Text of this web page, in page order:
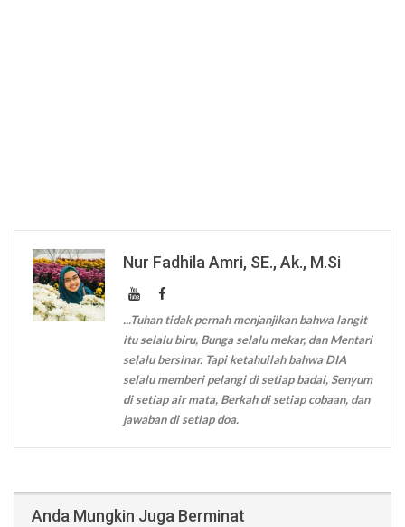
Nur Fadhila Amri, SE., Ak., M.Si
...Tuhan tidak pernah menjanjikan bahwa langit
itu selalu biru, Bunga selalu mekar, dan Mentari
selalu bersinar. Tapi ketahuilah bahwa DIA
selalu memberi pelangi di setiap badai, Senyum
di setiap air mata, Berkah di setiap cobaan, dan
jawaban di setiap doa.
Anda Mungkin Juga Berminat